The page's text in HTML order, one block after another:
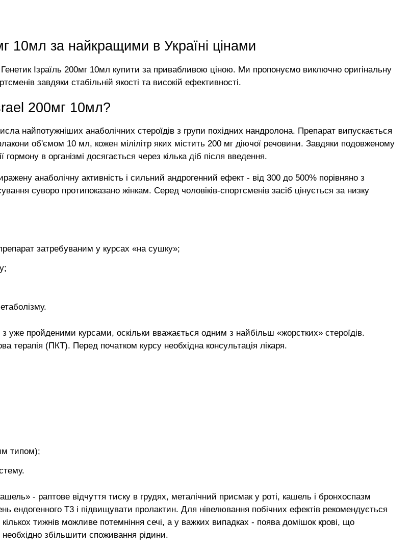
10мл за найкращими в Україні цінами
Ізраїль 200мг 10мл купити за привабливою ціною. Ми пропонуємо виключно оригінальну
завдяки стабільній якості та високій ефективності.
200мг 10мл?
найпотужніших анаболічних стероїдів з групи похідних нандролона. Препарат випускається
об'ємом 10 мл, кожен мілілітр яких містить 200 мг діючої речовини. Завдяки подовженому
в організмі досягається через кілька діб після введення.
анаболічну активність і сильний андрогенний ефект - від 300 до 500% порівняно з
суворо протипоказано жінкам. Серед чоловіків-спортсменів засіб цінується за низку
затребуваним у курсах «на сушку»;
уже пройденими курсами, оскільки вважається одним з найбільш «жорстких» стероїдів.
(ПКТ). Перед початком курсу необхідна консультація лікаря.
типом);
- раптове відчуття тиску в грудях, металічний присмак у роті, кашель і бронхоспазм
ендогенного Т3 і підвищувати пролактин. Для нівелювання побічних ефектів рекомендується
тижнів можливе потемніння сечі, а у важких випадках - поява домішок крові, що
збільшити споживання рідини.